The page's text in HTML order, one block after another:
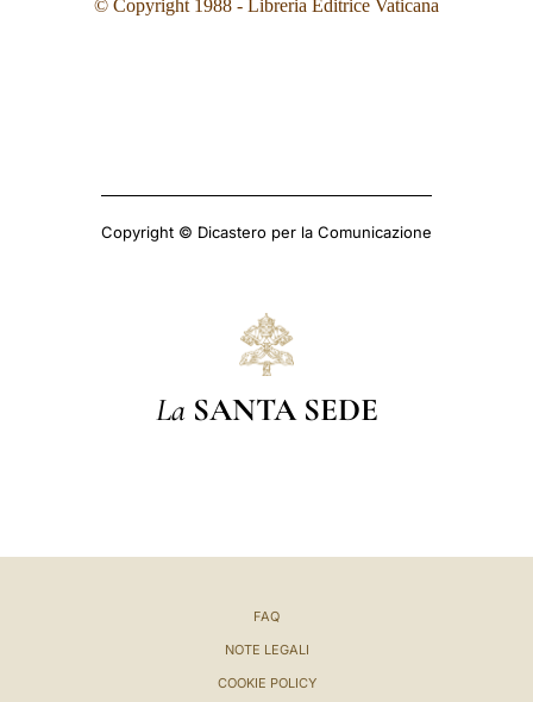
© Copyright 1988 - Libreria Editrice Vaticana
Copyright © Dicastero per la Comunicazione
La SANTA SEDE
FAQ
NOTE LEGALI
COOKIE POLICY